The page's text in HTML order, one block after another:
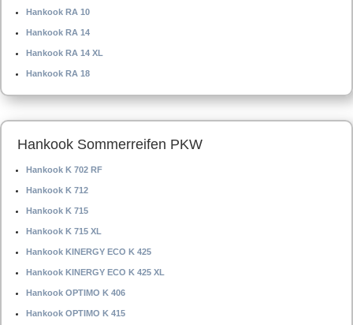
Hankook RA 10
Hankook RA 14
Hankook RA 14 XL
Hankook RA 18
Hankook Sommerreifen PKW
Hankook K 702 RF
Hankook K 712
Hankook K 715
Hankook K 715 XL
Hankook KINERGY ECO K 425
Hankook KINERGY ECO K 425 XL
Hankook OPTIMO K 406
Hankook OPTIMO K 415